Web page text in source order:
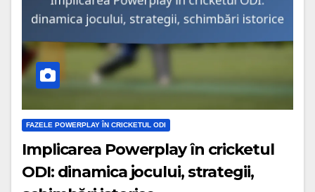
FAZELE POWERPLAY ÎN CRICKETUL ODI
Implicarea Powerplay în cricketul
ODI: dinamica jocului, strategii,